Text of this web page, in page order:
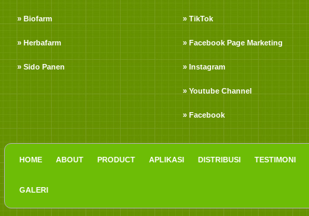
» Biofarm
» Herbafarm
» Sido Panen
» TikTok
» Facebook Page Marketing
» Instagram
» Youtube Channel
» Facebook
HOME ABOUT PRODUCT APLIKASI DISTRIBUSI TESTIMONI
GALERI